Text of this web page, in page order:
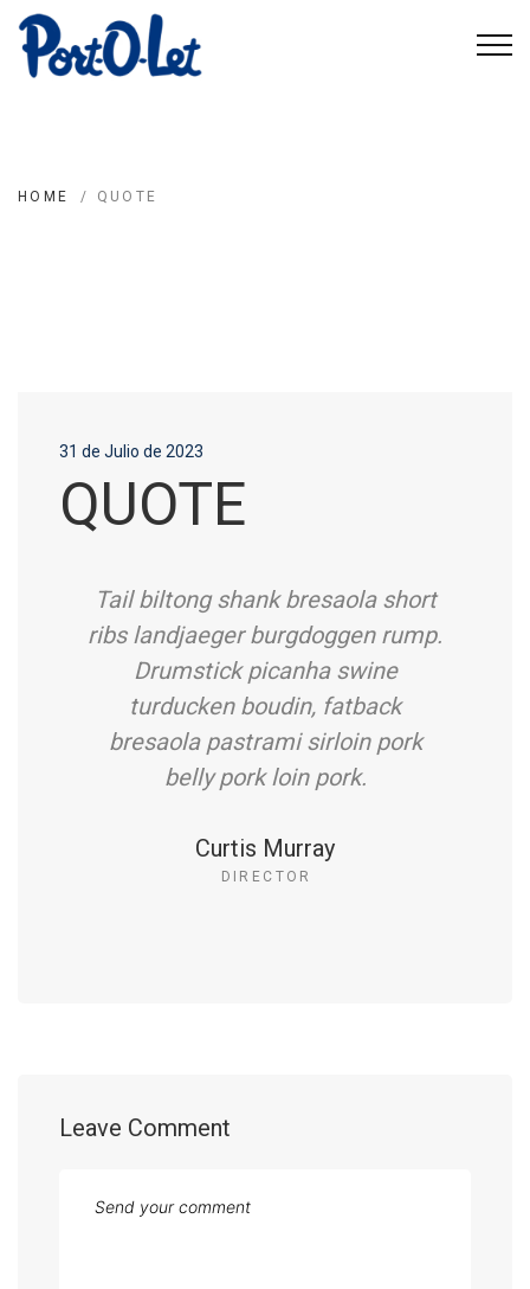
HOME / QUOTE
31 de Julio de 2023
QUOTE
Tail biltong shank bresaola short
ribs landjaeger burgdoggen rump.
Drumstick picanha swine
turducken boudin, fatback
bresaola pastrami sirloin pork
belly pork loin pork.
Curtis Murray
DIRECTOR
Leave Comment